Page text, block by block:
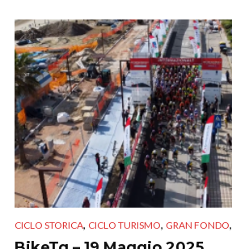
CICLO STORICA, CICLO TURISMO, GRAN FONDO,